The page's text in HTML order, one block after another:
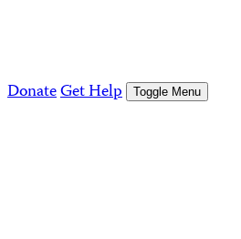
DonateGet Help Toggle Menu